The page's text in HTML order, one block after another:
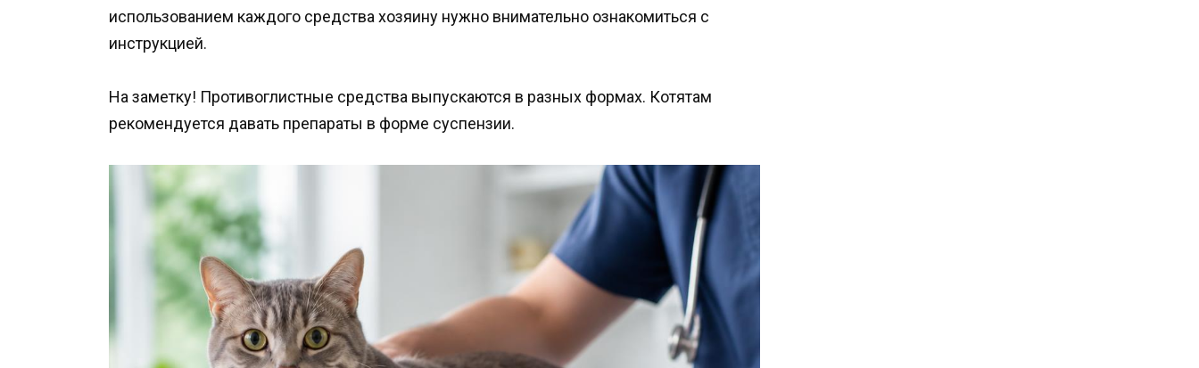
использованием каждого средства хозяину нужно внимательно ознакомиться с
инструкцией.
На заметку! Противоглистные средства выпускаются в разных формах. Котятам
рекомендуется давать препараты в форме суспензии.